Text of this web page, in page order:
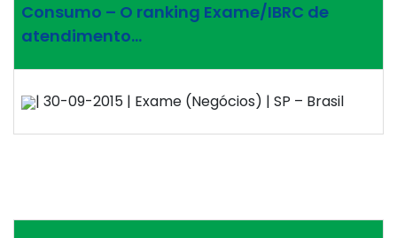
Consumo – O ranking Exame/IBRC de
atendimento…
| 30-09-2015 | Exame (Negócios) | SP – Brasil